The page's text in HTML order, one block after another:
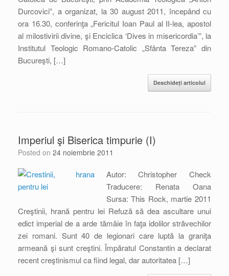
Durcovici”, a organizat, la 30 august 2011, începând cu
ora 16.30, conferinţa „Fericitul Ioan Paul al II-lea, apostol
al milostivirii divine, şi Enciclica ‘Dives in misericordia’”, la
Institutul Teologic Romano-Catolic „Sfânta Tereza” din
Bucureşti, […]
Deschideți articolul
Imperiul şi Biserica timpurie (I)
Posted on 24 noiembrie 2011
Autor: Christopher Check
Traducere: Renata Oana
Sursa: This Rock, martie 2011
Creştinii, hrană pentru lei Refuză să dea ascultare unui
edict imperial de a arde tămâie în faţa idolilor străvechilor
zei romani. Sunt 40 de legionari care luptă la graniţa
armeană şi sunt creştini. Împăratul Constantin a declarat
recent creştinismul ca fiind legal, dar autoritatea […]